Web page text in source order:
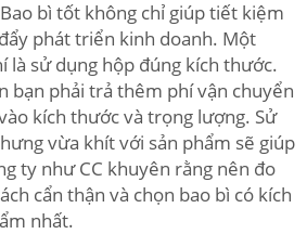
bì tốt không chỉ giúp tiết kiệm
phát triển kinh doanh. Một
là sử dụng hộp đúng kích thước.
bạn phải trả thêm phí vận chuyển
kích thước và trọng lượng. Sử
vừa khít với sản phẩm sẽ giúp
ty như CC khuyên rằng nên đo
cẩn thận và chọn bao bì có kích
nhất.